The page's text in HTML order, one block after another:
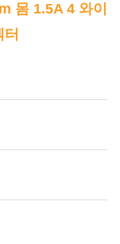
몸 1.5A 4 와이